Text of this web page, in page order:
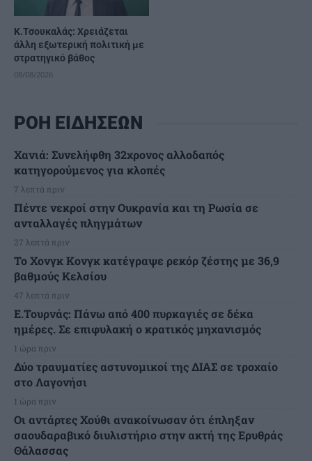
Κ.Τσουκαλάς: Xρειάζεται
άλλη εξωτερική πολιτική με
στρατηγικό βάθος
08/08/2026
ΡΟΗ ΕΙΔΗΣΕΩΝ
Χανιά: Συνελήφθη 32χρονος αλλοδαπός
κατηγορούμενος για κλοπές
7 λεπτά πριν
Πέντε νεκροί στην Ουκρανία και τη Ρωσία σε
ανταλλαγές πληγμάτων
27 λεπτά πριν
Το Χονγκ Κονγκ κατέγραψε ρεκόρ ζέστης με 36,9
βαθμούς Κελσίου
47 λεπτά πριν
Ε.Τουρνάς: Πάνω από 400 πυρκαγιές σε δέκα
ημέρες. Σε επιφυλακή ο κρατικός μηχανισμός
1 ώρα πριν
Δύο τραυματίες αστυνομικοί της ΔΙΑΣ σε τροχαίο
στο Λαγονήσι
1 ώρα πριν
Οι αντάρτες Χούθι ανακοίνωσαν ότι έπληξαν
σαουδαραβικό διυλιστήριο στην ακτή της Ερυθράς
Θάλασσας